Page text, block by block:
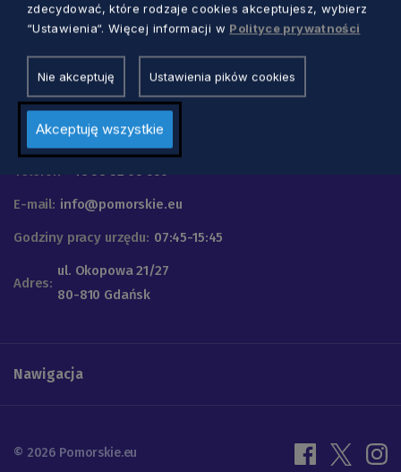
Urząd Marszałkowski
Województwa Pomorskiego
Telefon +48 58 32 68 555
E-mail: info@pomorskie.eu
Godziny pracy urzędu: 07:45-15:45
Adres:
ul. Okopowa 21/27
80-810 Gdańsk
Nawigacja
© 2026 Pomorskie.eu
zdecydować, które rodzaje cookies akceptujesz, wybierz
“Ustawienia“. Więcej informacji w Polityce prywatności
Nie akceptuję Ustawienia pików cookies
Akceptuję wszystkie